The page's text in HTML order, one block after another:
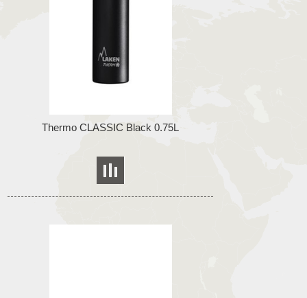
Thermo CLASSIC Black 0.75L